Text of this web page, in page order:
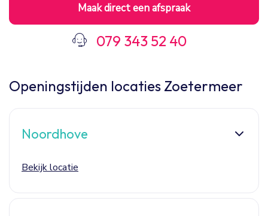
Maak direct een afspraak
079 343 52 40
Openingstijden locaties Zoetermeer
Noordhove
Bekijk locatie